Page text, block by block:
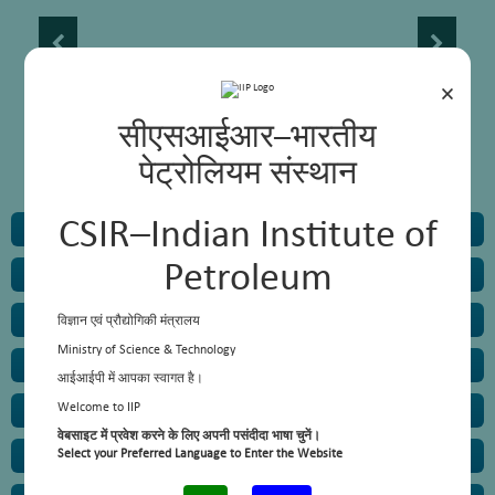
×
सीएसआईआर–भारतीय
पेट्रोलियम संस्थान
CSIR–Indian Institute of
Petroleum
विज्ञान एवं प्रौद्योगिकी मंत्रालय
Ministry of Science & Technology
आईआईपी में आपका स्वागत है।
Welcome to IIP
वेबसाइट में प्रवेश करने के लिए अपनी पसंदीदा भाषा चुनें।
Select your Preferred Language to Enter the Website
Training
Engineering Services
Skill Development
Research Planning and Project Monitoring